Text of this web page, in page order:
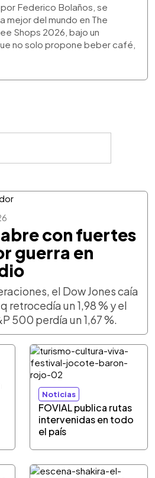
Federico Bolaños, se
mejor del mundo en The
Shops 2026, bajo un
no solo propone beber café,
con fuertes
guerra en
el Dow Jones caía
retrocedía un 1,98 % y el
500 perdía un 1,67 %.
Noticias
FOVIAL publica rutas
intervenidas en todo
el país